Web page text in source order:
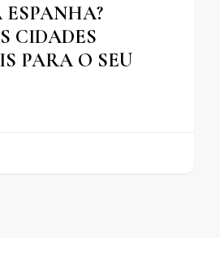
CIDADES
PARA O SEU